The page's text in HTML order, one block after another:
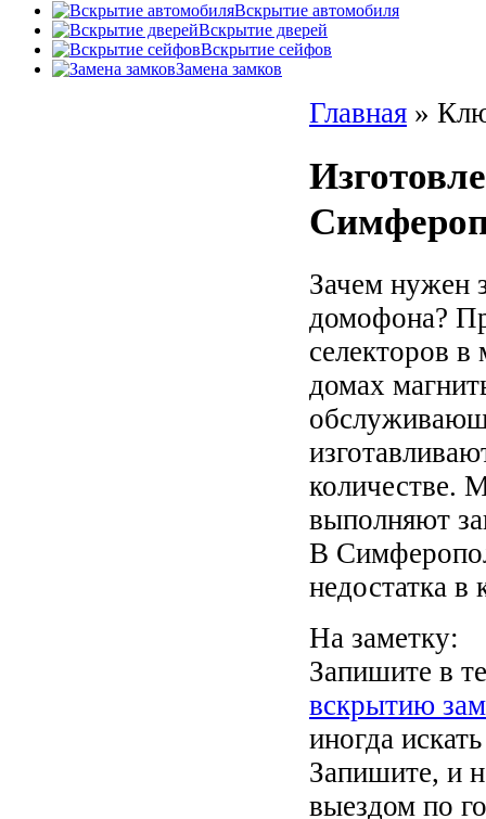
Вскрытие автомобиля
Вскрытие дверей
Вскрытие сейфов
Замена замков
Главная »
Зачем нужен
домофона?
селекторов
домах
количестве.
выполняют
В
недостатка в
На заметку:
Запишите в
вскрытию
иногда
Запишите, и
выездом по